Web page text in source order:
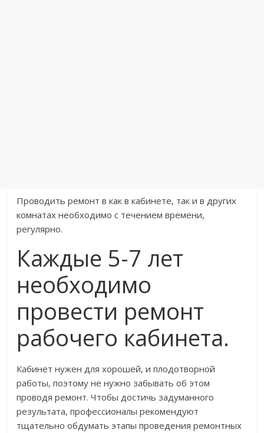
Проводить ремонт в как в кабинете, так и в других
комнатах необходимо с течением времени,
регулярно.
Каждые 5-7 лет
необходимо
провести ремонт
рабочего кабинета.
Кабинет нужен для хорошей, и плодотворной
работы, поэтому не нужно забывать об этом
проводя ремонт. Чтобы достичь задуманного
результата, профессионалы рекомендуют
тщательно обдумать этапы проведения ремонтных